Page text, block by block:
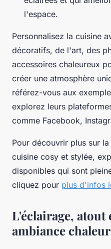
l'espace.
Personnalisez la cuisine
décoratifs, de l'art, des
accessoires chaleureux
créer une atmosphère
référez-vous aux
explorez leurs
comme Facebook,
Pour découvrir plus sur
cuisine cosy et stylée,
disponibles qui sont
cliquez pour plus d'infos
L'éclairage, atout
ambiance